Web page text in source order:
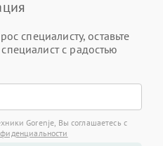
специалисту, оставьте
с радостью
Gorenje, Вы соглашаетесь с